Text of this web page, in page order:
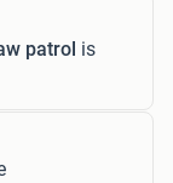
patrol is